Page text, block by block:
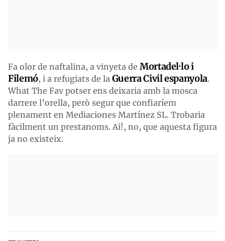
Fa olor de naftalina, a vinyeta de Mortadel·lo i
Filemó, i a refugiats de la Guerra Civil espanyola.
What The Fav potser ens deixaria amb la mosca
darrere l’orella, però segur que confiaríem
plenament en Mediaciones Martínez SL. Trobaria
fàcilment un prestanoms. Ai!, no, que aquesta figura
ja no existeix.